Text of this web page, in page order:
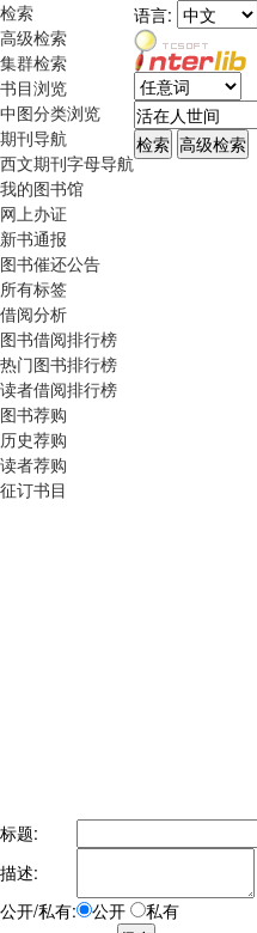
检索
高级检索
集群检索
书目浏览
中图分类浏览
期刊导航
西文期刊字母导航
我的图书馆
网上办证
新书通报
图书催还公告
所有标签
借阅分析
图书借阅排行榜
热门图书排行榜
读者借阅排行榜
图书荐购
历史荐购
读者荐购
征订书目
语言:
标题:
描述:
公开/私有:
公开 私有